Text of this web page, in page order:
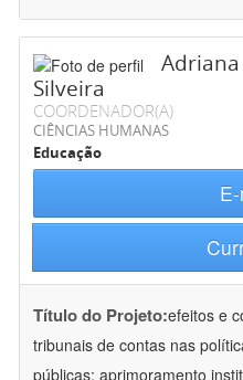
Silveira
COORDENADOR(A)
CIÊNCIAS HUMANAS
Educação
Título do Projeto:efeitos e
tribunais de contas nas
públicas: aprimoramento